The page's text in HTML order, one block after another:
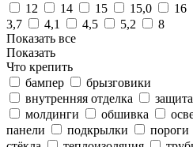
12
14 15 15,0 16
3,7
4,1 4,5 5,2
8
Показать все
Показать
Что крепить
бампер
брызговики
внутренняя отделка
защита
молдинги
обшивка
панели
подкрылки пороги